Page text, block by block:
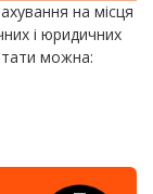
на місця
і юридичних
можна: